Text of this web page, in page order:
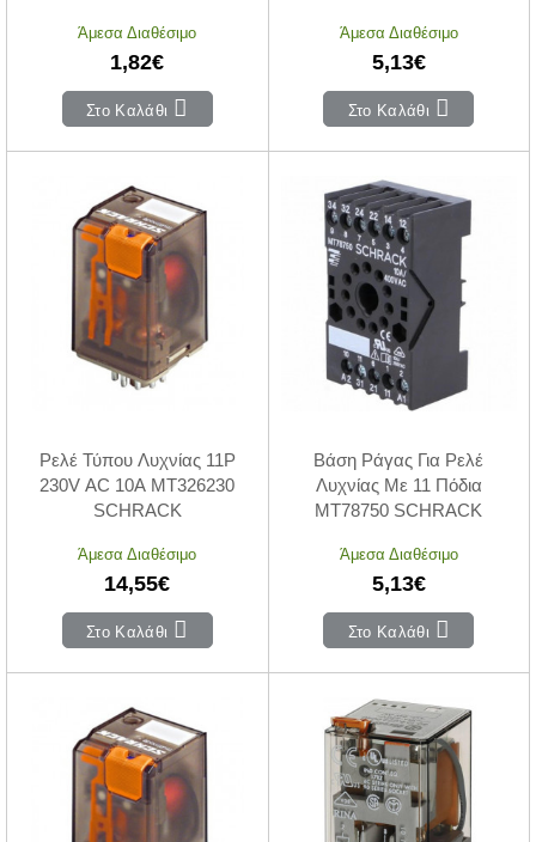
Άμεσα Διαθέσιμο
1,82€
Στο Καλάθι
Άμεσα Διαθέσιμο
5,13€
Στο Καλάθι
Ρελέ Τύπου Λυχνίας 11P
230V AC 10A MT326230
SCHRACK
Άμεσα Διαθέσιμο
14,55€
Στο Καλάθι
Βάση Ράγας Για Ρελέ
Λυχνίας Με 11 Πόδια
MT78750 SCHRACK
Άμεσα Διαθέσιμο
5,13€
Στο Καλάθι